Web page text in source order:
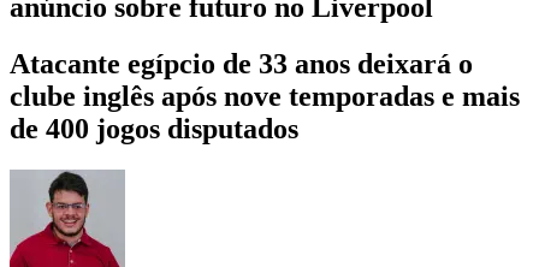
anúncio sobre futuro no Liverpool
Atacante egípcio de 33 anos deixará o
clube inglês após nove temporadas e mais
de 400 jogos disputados